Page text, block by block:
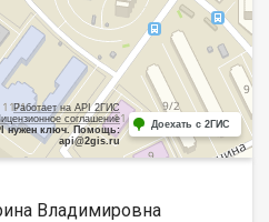
Работает на API 2ГИС
соглашение
нужен ключ. Помощь:
api@2gis.ru
Доехать с 2ГИС
Владимировна